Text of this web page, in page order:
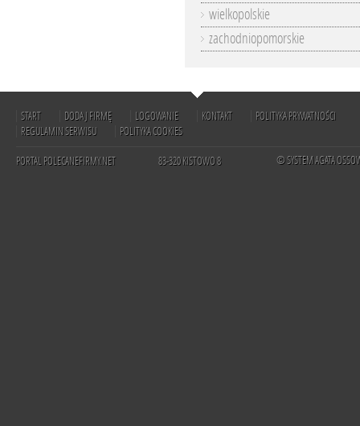
wielkopolskie
zachodniopomorskie
START DODAJ FIRMĘ LOGOWANIE KONTAKT
POLITYKA PRYWATNOŚCI
REGULAMIN SERWISU
POLITYKA COOKIES
PORTAL POLECANEFIRMY.NET 83-320 KISTOWO 8 © SYSTEM AGATA